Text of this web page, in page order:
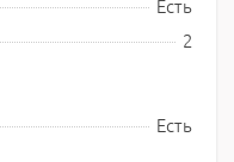
Есть
2
Есть